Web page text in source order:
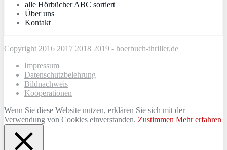
alle Hörbücher ABC sortiert
Über uns
Kontakt
Copyright 2016 2017 2018 2019 - hoerbuch-thriller.de
Impressum
Datenschutzbelehrung
Bildnachweis
Kooperationen
Wenn Sie diese Website nutzen, erklären Sie sich mit der
Verwendung von Cookies einverstanden. Zustimmen Mehr erfahren